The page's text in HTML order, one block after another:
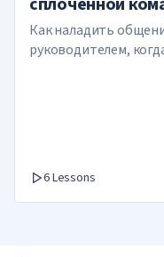
Как наладить
руководителем, когда вы — новый
6 Lessons